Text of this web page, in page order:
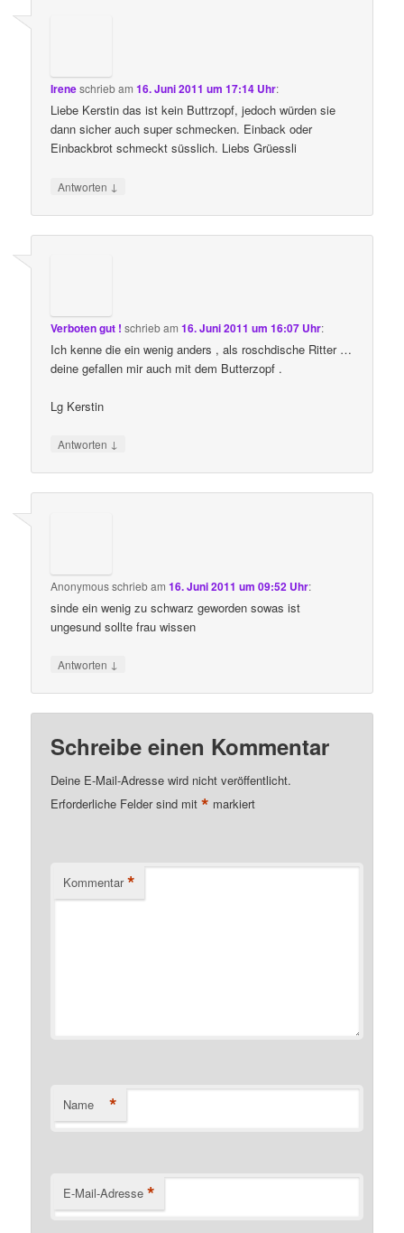
Ireneschriebam16. Juni 2011 um 17:14 Uhr:
Liebe Kerstin das ist kein Buttrzopf, jedoch würden sie
dann sicher auch super schmecken. Einback oder
Einbackbrot schmeckt süsslich. Liebs Grüessli
Antworten ↓
Verboten gut ! schriebam16. Juni 2011 um 16:07 Uhr:
Ich kenne die ein wenig anders , als roschdische Ritter …
deine gefallen mir auch mit dem Butterzopf .
Lg Kerstin
Antworten ↓
Anonymousschriebam16. Juni 2011 um 09:52 Uhr:
sinde ein wenig zu schwarz geworden sowas ist
ungesund sollte frau wissen
Antworten ↓
Schreibe einen Kommentar
Deine E-Mail-Adresse wird nicht veröffentlicht.
Erforderliche Felder sind mit* markiert
Kommentar *
Name *
E-Mail-Adresse *